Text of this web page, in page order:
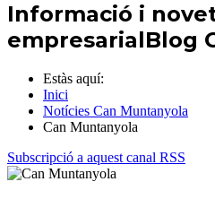
Informació i
empresarialBlog
Estàs aquí:
Inici
Notícies Can Muntanyola
Can Muntanyola
Subscripció a aquest canal RSS